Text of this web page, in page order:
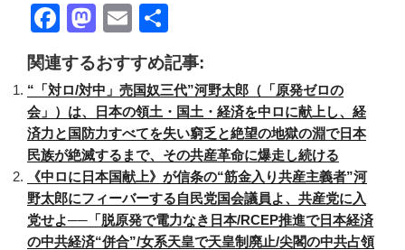
F
a
c
e
b
o
o
k
M
a
st
o
d
o
n
E
m
ail
有
関連するおすすめ記事:
“「対ロ/対中」売国奴三代”河野太郎（「原発ゼロの
会」）は、日本の領土・国土・経済を中ロに献上し、経
済力と国防力すべてを失い窮乏と絶望の地獄の淵で日本
民族が絶滅するまで、その共産革命に爆走し続ける
《中ロに日本国献上》が信条の“筋金入り共産主義者”河
野太郎にフィーバーする自民党国会議員よ、共産党に入
党せよ──「脱原発で電力なき日本/RCEP推進で日本経済
の中共経済“併合”/女系天皇で天皇制廃止/尖閣の中共占領